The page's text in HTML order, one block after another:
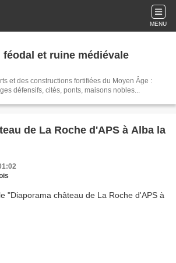
MENU
féodal et ruine médiévale
et des constructions fortifiées du Moyen Âge :
défensifs, cités, ponts, maisons nobles...
de La Roche d'APS à Alba la